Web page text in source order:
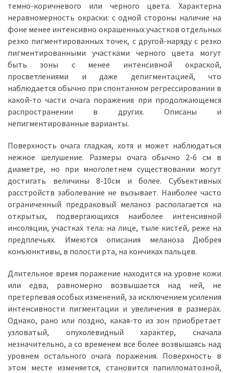
темно-коричневого или черного цвета. Характерна
неравномерность окраски: с одной стороны наличие на
фоне менее интенсивно окрашенных участков отдельных
резко пигментированных точек, с другой-наряду с резко
пигментированными участками черного цвета могут
быть зоны с менее интенсивной окраской,
просветлениями и даже депигментацией, что
наблюдается обычно при спонтанном регрессировании в
какой-то части очага поражения при продолжающемся
распространении в других. Описаны и
непигментированные варианты.
Поверхность очага гладкая, хотя и может наблюдаться
нежное шелушение. Размеры очага обычно 2-6 см в
диаметре, но при многолетнем существовании могут
достигать величины 8-10см и более. Субъективных
расстройств заболевание не вызывает. Наиболее часто
ограниченный предраковый меланоз располагается на
открытых, подвергающихся наиболее интенсивной
инсоляции, участках тела: на лице, тыле кистей, реже на
предплечьях. Имеются описания меланоза Дюбрея
конъюнктивы, в полости рта, на кончиках пальцев.
Длительное время поражение находится на уровне кожи
или едва, равномерно возвышается над ней, не
претерпевая особых изменений, за исключением усиления
интенсивности пигментации и увеличения в размерах.
Однако, рано или поздно, какая-то из зон приобретает
узловатый, опухолевидный характер, сначала
незначительно, а со временем все более возвышаясь над
уровнем остального очага поражения. Поверхность в
этом месте изменяется, становится папилломатозной,